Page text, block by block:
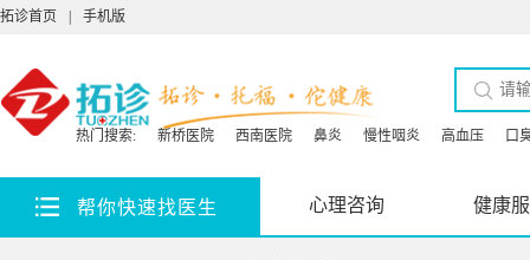
拓诊首页 手机版
热门搜索: 新桥医院 西南医院 鼻炎 慢性咽炎 高血压 口
帮你快速找医生 心理咨询 健康